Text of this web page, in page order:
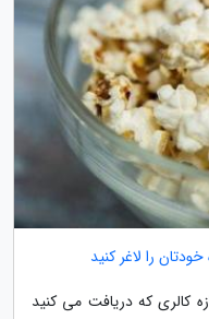
را لاغر کنید
کالری که دریافت می کنید